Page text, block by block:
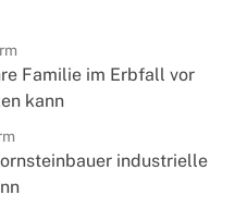
Familie im Erbfall vor
kann
industrielle